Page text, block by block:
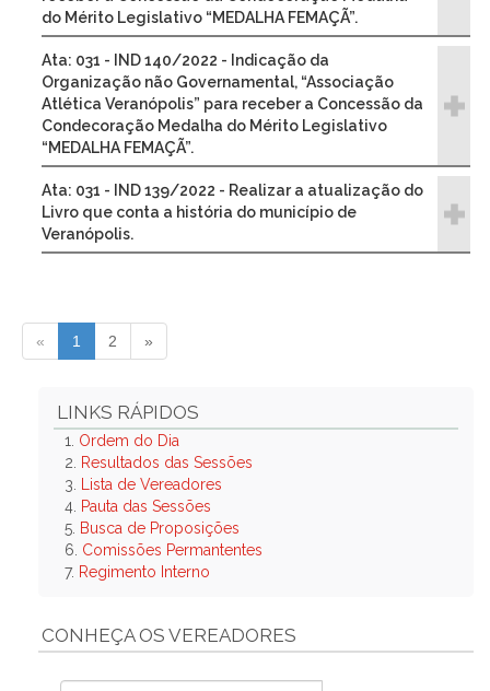
do Mérito Legislativo “MEDALHA FEMAÇÃ”.
Ata: 031 - IND 140/2022 - Indicação da
Organização não Governamental, “Associação
Atlética Veranópolis” para receber a Concessão da
Condecoração Medalha do Mérito Legislativo
“MEDALHA FEMAÇÃ”.
Ata: 031 - IND 139/2022 - Realizar a atualização do
Livro que conta a história do município de
Veranópolis.
« 1 2 »
LINKS RÁPIDOS
1. Ordem do Dia
2.
Resultados das Sessões
3.
Lista de Vereadores
4. Pauta das Sessões
5. Busca de Proposições
6. Comissões Permantentes
7. Regimento Interno
CONHEÇA OS VEREADORES